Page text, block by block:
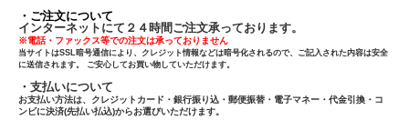
・ご注文について
インターネットにて２４時間ご注文承っております。
※電話・ファックス等での注文は承っておりません
当サイトはSSL暗号通信により、クレジット情報などは暗号化されるので、ご記入された内容は安全
に送信されます。 ご安心してお買い物していただけます。
・支払いについて
お支払い方法は、クレジットカード・銀行振り込・郵便振替・電子マネー・代金引換・コ
ンビに決済(先払い払込)からお選びいただけます。